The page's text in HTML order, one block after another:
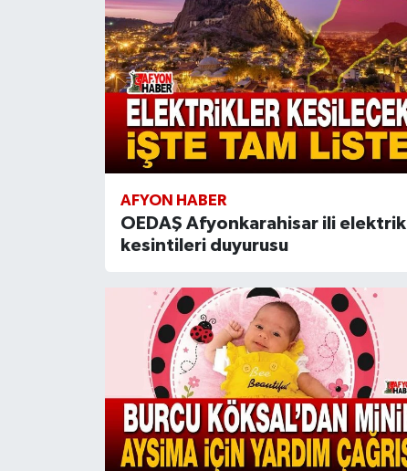
AFYON HABER
OEDAŞ Afyonkarahisar ili elektrik
kesintileri duyurusu